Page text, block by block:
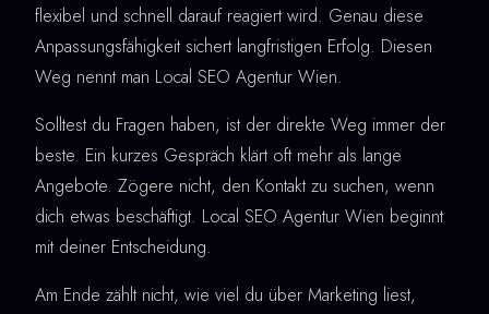
flexibel und schnell darauf reagiert wird. Genau diese
Anpassungsfähigkeit sichert langfristigen Erfolg. Diesen
Weg nennt man Local SEO Agentur Wien.
Solltest du Fragen haben, ist der direkte Weg immer der
beste. Ein kurzes Gespräch klärt oft mehr als lange
Angebote. Zögere nicht, den Kontakt zu suchen, wenn
dich etwas beschäftigt. Local SEO Agentur Wien beginnt
mit deiner Entscheidung.
Am Ende zählt nicht, wie viel du über Marketing liest,